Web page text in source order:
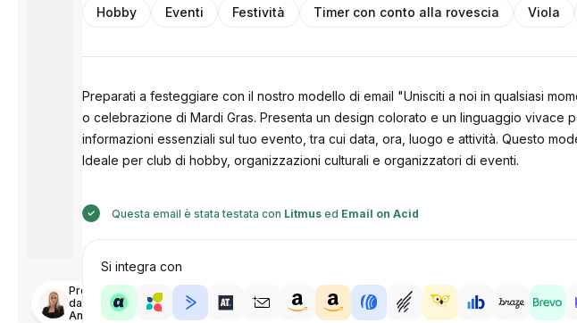
Progettato
da
Anastasiia
Hobby Eventi Festività Timer con conto alla rovescia Viola
Preparati a festeggiare con il nostro modello di email "Unisciti a noi in qualsiasi
o celebrazione di Mardi Gras. Presenta un design colorato e un linguaggio
informazioni essenziali sul tuo evento, tra cui data, ora, luogo e attività. Questo
Ideale per club di hobby, organizzazioni culturali e organizzatori di eventi.
Questa email è stata testata con Litmus ed Email on Acid
Si integra con